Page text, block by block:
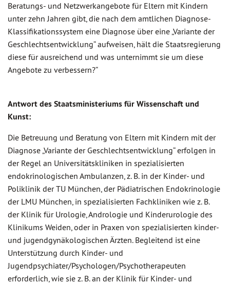
Beratungs- und Netzwerkangebote für Eltern mit Kindern
unter zehn Jahren gibt, die nach dem amtlichen Diagnose-
Klassifikationssystem eine Diagnose über eine „Variante der
Geschlechtsentwicklung“ aufweisen, hält die Staatsregierung
diese für ausreichend und was unternimmt sie um diese
Angebote zu verbessern?“
Antwort des Staatsministeriums für Wissenschaft und
Kunst:
Die Betreuung und Beratung von Eltern mit Kindern mit der
Diagnose „Variante der Geschlechtsentwicklung“ erfolgen in
der Regel an Universitätskliniken in spezialisierten
endokrinologischen Ambulanzen, z. B. in der Kinder- und
Poliklinik der TU München, der Pädiatrischen Endokrinologie
der LMU München, in spezialisierten Fachkliniken wie z. B.
der Klinik für Urologie, Andrologie und Kinderurologie des
Klinikums Weiden, oder in Praxen von spezialisierten kinder-
und jugendgynäkologischen Ärzten. Begleitend ist eine
Unterstützung durch Kinder- und
Jugendpsychiater/Psychologen/Psychotherapeuten
erforderlich, wie sie z. B. an der Klinik für Kinder- und